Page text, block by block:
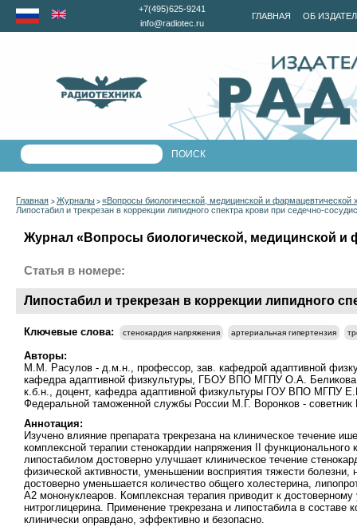
ГЛАВНАЯ ОБ
+7(495)625-9241
info@radiotec.ru
Главная > Журналы > «Вопросы биологической, медицинской и фармацевтической
Липостабил и трекрезан в коррекции липидного спектра крови при седечно-
Журнал «Вопросы биологической, медицинской и
Статья в номере:
Липостабил и трекрезан в коррекции липидного
Ключевые слова: стенокардия напряжения артериальная гипертензия
Авторы:
М.М. Расулов - д.м.н., профессор, зав. кафедрой адаптивной
кафедра адаптивной физкультуры, ГБОУ ВПО МГПУ О.А.
к.б.н., доцент, кафедра адаптивной физкультуры ГОУ ВПО МГПУ
Федеральной таможенной службы России М.Г. Воронков -
Аннотация:
Изучено влияние препарата трекрезана на клиническое течение
комплексной терапии стенокардии напряжения II
липостабилом достоверно улучшает клиническое течение
физической активности, уменьшении восприятия тяжести
достоверно уменьшается количество общего холестерина,
А2 мононуклеаров. Комплексная терапия приводит к
нитроглицерина. Применение трекрезана и липостабила в
клинически оправдано, эффективно и безопасно.